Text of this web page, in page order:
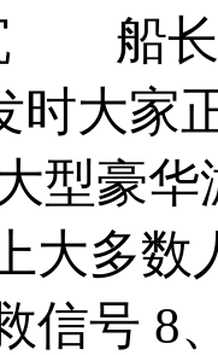
船长
时大家
豪华
大多数
信号 8